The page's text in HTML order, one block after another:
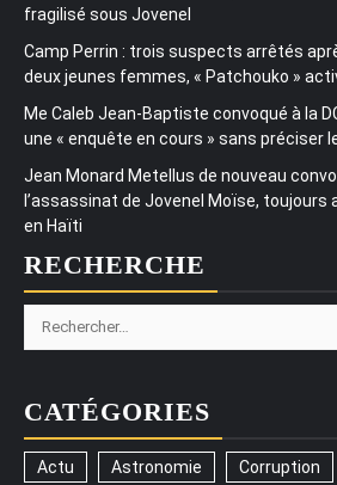
fragilisé sous Jovenel
Camp Perrin : trois suspects arrêtés
deux jeunes femmes, « Patchouko »
Me Caleb Jean-Baptiste convoqué à la
une « enquête en cours » sans préciser
Jean Monard Metellus de nouveau
l’assassinat de Jovenel Moïse, toujours
en Haïti
RECHERCHE
Rechercher :
CATÉGORIES
Actu Astronomie Corruption